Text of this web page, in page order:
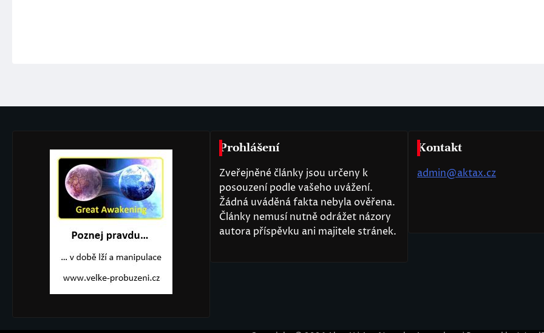
Prohlášení
Zveřejněné články jsou určeny k
posouzení podle vašeho uvážení.
Žádná uváděná fakta nebyla ověřena.
Články nemusí nutně odrážet názory
autora příspěvku ani majitele stránek.
Kontakt
admin@aktax.cz